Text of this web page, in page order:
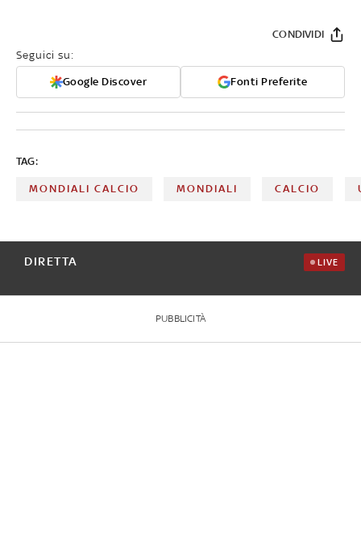
Seguici su:
Google Discover Fonti Preferite
CONDIVIDI
TAG:
MONDIALI CALCIO MONDIALI CALCIO
DIRETTA LIVE
PUBBLICITÀ